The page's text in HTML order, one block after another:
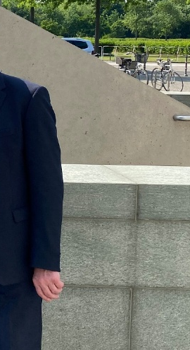
10.06.2016
Verhältnismäßigkeit der
Sanktionen bei EU-
Agrarförderung
gewährleisten